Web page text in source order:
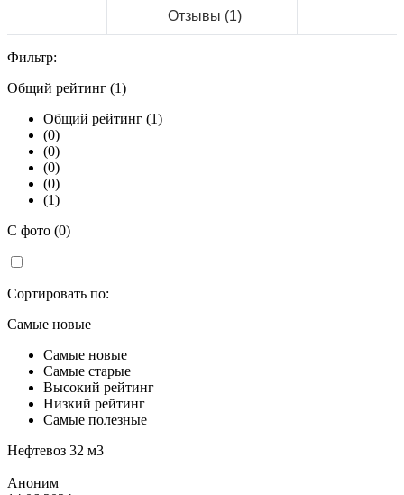
Отзывы (1)
Фильтр:
Общий рейтинг (1)
Общий рейтинг (1)
(0)
(0)
(0)
(0)
(1)
С фото (0)
Сортировать по:
Самые новые
Самые новые
Самые старые
Высокий рейтинг
Низкий рейтинг
Самые полезные
Нефтевоз 32 м3
Аноним